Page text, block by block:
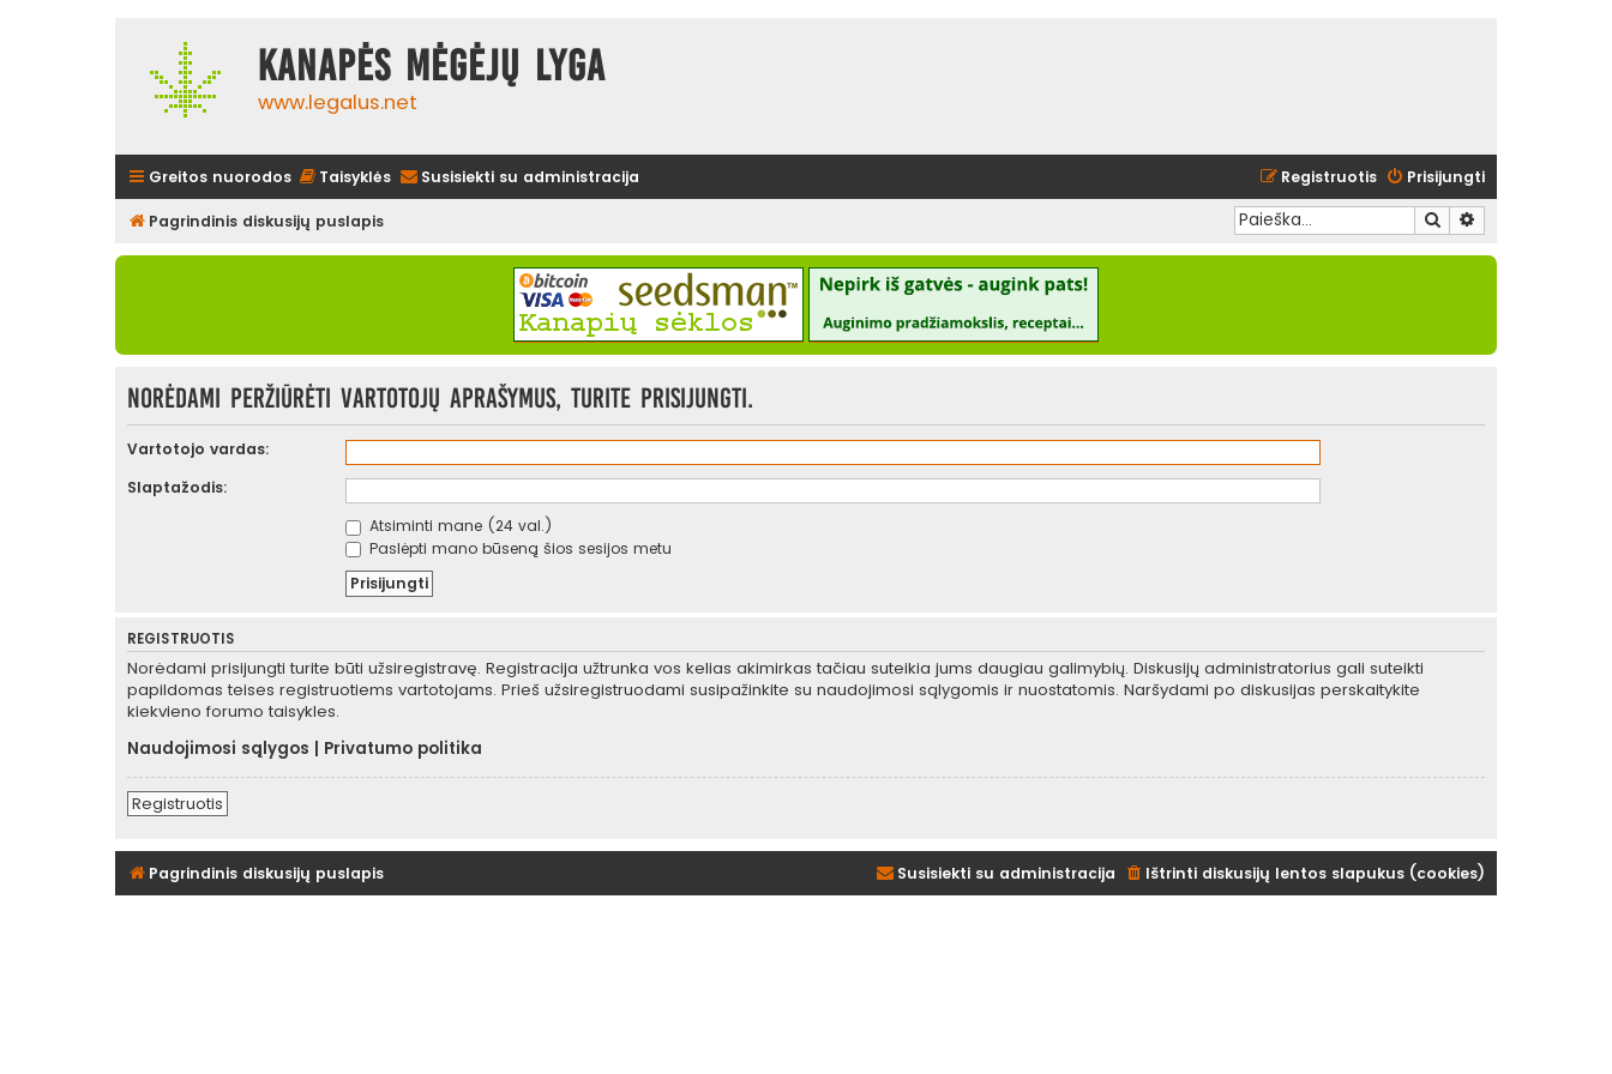
Kanapės mėgėjų lyga
www.legalus.net
Greitos nuorodos Taisyklės Susisiekti su administracija Prisijungti
Registruotis
Pagrindinis diskusijų puslapis Ieškoti
Norėdami peržiūrėti vartotojų aprašymus, turite prisijungti.
Vartotojo vardas:
Slaptažodis:
Atsiminti mane (24 val.)
Paslėpti mano būseną šios sesijos metu
REGISTRUOTIS
Norėdami prisijungti turite būti užsiregistravę. Registracija užtrunka vos kelias akimirkas tačiau suteikia jums daugiau galimybių. Diskusijų administratorius gali suteikti
papildomas teises registruotiems vartotojams. Prieš užsiregistruodami susipažinkite su naudojimosi sąlygomis ir nuostatomis. Naršydami po diskusijas perskaitykite
kiekvieno forumo taisykles.
Naudojimosi sąlygos
Privatumo politika
Registruotis
Pagrindinis diskusijų puslapis Ištrinti diskusijų lentos slapukus (cookies)
Susisiekti su administracija